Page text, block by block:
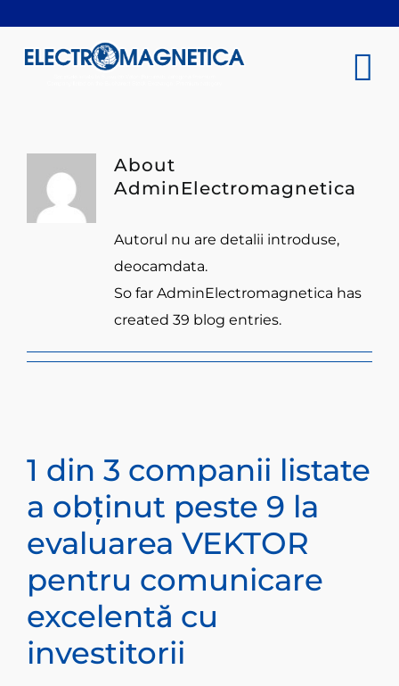
content
INVESTITORI
PRODUSE ȘI SERVICII
Română
About
AdminElectromagnetica
Autorul nu are detalii introduse,
deocamdata.
So far AdminElectromagnetica has
created 39 blog entries.
1 din 3 companii listate
a obținut peste 9 la
evaluarea VEKTOR
pentru comunicare
excelentă cu
investitorii